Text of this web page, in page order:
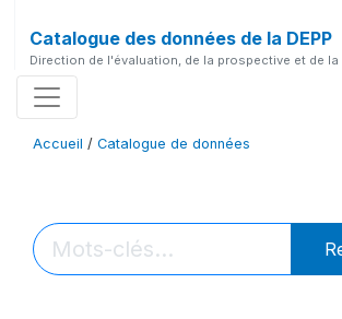
Catalogue des données de la DEPP
Direction de l'évaluation, de la prospective et de
Accueil / Catalogue de données